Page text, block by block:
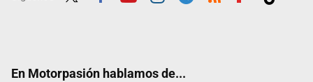
En Motorpasión hablamos de...